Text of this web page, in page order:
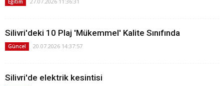
Silivri'deki 10 Plaj 'Mükemmel' Kalite Sınıfında
Güncel 20.07.2026 14:37:57
Silivri'de elektrik kesintisi